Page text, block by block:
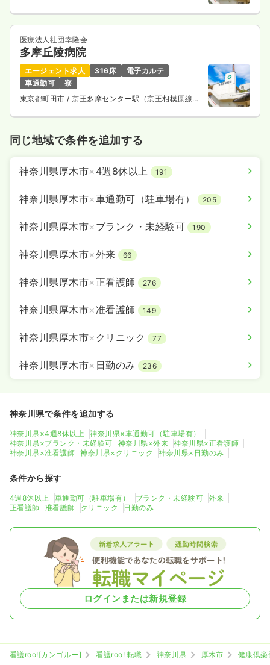
医療法人社団幸隆会
多摩丘陵病院
エージェント求人 316床
電子カルテ
車通勤可
寮
東京都町田市/ 京王多摩センター駅（京王相模原線）
同じ地域で条件を追加する
神奈川県厚木市× 4週8休以上 191
神奈川県厚木市×車通勤可（駐車場有） 205
神奈川県厚木市× ブランク・未経験可 190
神奈川県厚木市×外来 66
神奈川県厚木市× 正看護師 276
神奈川県厚木市×准看護師 149
神奈川県厚木市× クリニック 77
神奈川県厚木市× 日勤のみ 236
神奈川県で条件を追加する
神奈川県×4週8休以上
神奈川県×車通勤可（駐車場有）
神奈川県×ブランク・未経験可
神奈川県×外来
神奈川県×正看護師
神奈川県×准看護師
神奈川県×クリニック 神奈川県×日勤のみ
条件から探す
4週8休以上 車通勤可（駐車場有） ブランク・未経験可
外来
正看護師
准看護師 クリニック 日勤のみ
ログインまたは新規登録
看護roo![カンゴルー] 看護roo! 転職 神奈川県 厚木市
健康倶